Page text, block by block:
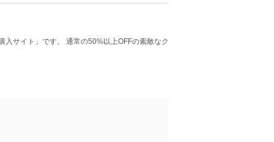
入サイト」です。 通常の50%以上OFFの素敵なク